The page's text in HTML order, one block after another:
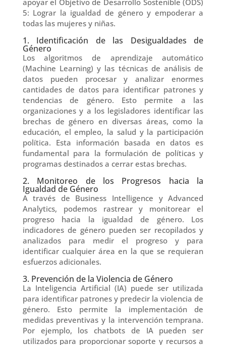
5: Lograr la igualdad de género y empoderar a
todas las mujeres y niñas.
1. Identificación de las Desigualdades de
Género
Los algoritmos de aprendizaje automático
(Machine Learning) y las técnicas de análisis de
datos pueden procesar y analizar enormes
cantidades de datos para identificar patrones y
tendencias de género. Esto permite a las
organizaciones y a los legisladores identificar las
brechas de género en diversas áreas, como la
educación, el empleo, la salud y la participación
política. Esta información basada en datos es
fundamental para la formulación de políticas y
programas destinados a cerrar estas brechas.
2. Monitoreo de los Progresos hacia la
Igualdad de Género
A través de Business Intelligence y Advanced
Analytics, podemos rastrear y monitorear el
progreso hacia la igualdad de género. Los
indicadores de género pueden ser recopilados y
analizados para medir el progreso y para
identificar cualquier área en la que se requieran
esfuerzos adicionales.
3. Prevención de la Violencia de Género
La Inteligencia Artificial (IA) puede ser utilizada
para identificar patrones y predecir la violencia de
género. Esto permite la implementación de
medidas preventivas y la intervención temprana.
Por ejemplo, los chatbots de IA pueden ser
utilizados para proporcionar soporte y recursos a